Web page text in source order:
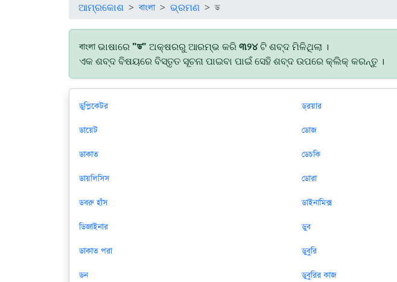
ଆମ୍ରକୋଶ বাংলা ଭ୍ରମଣ ড
বাংলা ଭାଷାରେ "ড" ଅକ୍ଷରରୁ ଆରମ୍ଭ କରି୩୨୪ଟି ଶବ୍ଦ ମିଳିଥିଲା ।
ଏକ ଶବ୍ଦ ବିଷୟରେ ବିସ୍ତୃତ ସୂଚନା ପାଇବା ପାଇଁ ସେହି ଶବ୍ଦ ଉପରେ କ୍ଲିକ୍ କରନ୍ତୁ ।
ডুপ্লিকেটর
ডায়েট
ডাকাত
ডায়লিসিস
ডবরু হাঁস
ডিজাইনার
ডাকাত পরা
ডন
ড্রয়ার
ডোজ
ডেচকি
ডোরা
ডাইনামিক্স
ডুব
ডুবুরি
ডুবুরির কাজ